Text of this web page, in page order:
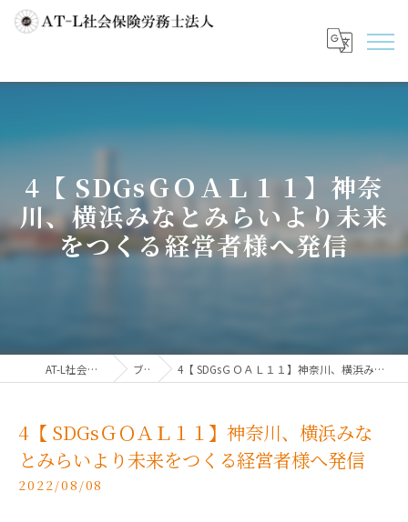
4【 SDGsＧＯＡＬ１１】神奈
川、横浜みなとみらいより未来
をつくる経営者様へ発信
AT-L社会保険労務士法人 ブログ 4【 SDGsＧＯＡＬ１１】神奈川、横浜みなとみらいより未来をつくる経営者様へ発信
4【 SDGsＧＯＡＬ１１】神奈川、横浜みな
とみらいより未来をつくる経営者様へ発信
2022/08/08